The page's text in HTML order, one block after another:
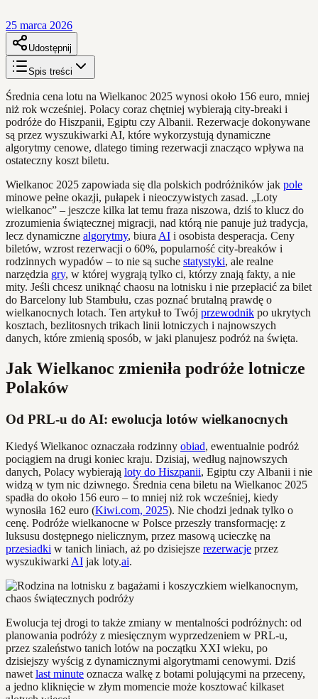
25 marca 2026
Udostępnij
Spis treści
Średnia cena lotu na Wielkanoc 2025 wynosi około 156 euro, mniej
niż rok wcześniej. Polacy coraz chętniej wybierają city-breaki i
podróże do Hiszpanii, Egiptu czy Albanii. Rezerwacje dokonywane
są przez wyszukiwarki AI, które wykorzystują dynamiczne
algorytmy cenowe, dlatego timing rezerwacji znacząco wpływa na
ostateczny koszt biletu.
Wielkanoc 2025 zapowiada się dla polskich podróżników jak pole
minowe pełne okazji, pułapek i nieoczywistych zasad. „Loty
wielkanoc” – jeszcze kilka lat temu fraza niszowa, dziś to klucz do
zrozumienia świątecznej migracji, nad którą nie panuje już tradycja,
lecz dynamiczne algorytmy, biura AI i osobista desperacja. Ceny
biletów, wzrost rezerwacji o 60%, popularność city-breaków i
rodzinnych wypadów – to nie są suche statystyki, ale realne
narzędzia gry, w której wygrają tylko ci, którzy znają fakty, a nie
mity. Jeśli chcesz uniknąć chaosu na lotnisku i nie przepłacić za bilet
do Barcelony lub Stambułu, czas poznać brutalną prawdę o
wielkanocnych lotach. Ten artykuł to Twój przewodnik po ukrytych
kosztach, bezlitosnych trikach linii lotniczych i najnowszych
danych, które zmienią sposób, w jaki planujesz podróż na święta.
Jak Wielkanoc zmieniła podróże lotnicze
Polaków
Od PRL-u do AI: ewolucja lotów wielkanocnych
Kiedyś Wielkanoc oznaczała rodzinny obiad, ewentualnie podróż
pociągiem na drugi koniec kraju. Dzisiaj, według najnowszych
danych, Polacy wybierają loty do Hiszpanii, Egiptu czy Albanii i nie
widzą w tym nic dziwnego. Średnia cena biletu na Wielkanoc 2025
spadła do około 156 euro – to mniej niż rok wcześniej, kiedy
wynosiła 162 euro (Kiwi.com, 2025). Nie chodzi jednak tylko o
cenę. Podróże wielkanocne w Polsce przeszły transformację: z
luksusu dostępnego nielicznym, przez masową ucieczkę na
przesiadki w tanich liniach, aż po dzisiejsze rezerwacje przez
wyszukiwarki AI jak loty.ai.
Ewolucja tej drogi to także zmiany w mentalności podróżnych: od
planowania podróży z miesięcznym wyprzedzeniem w PRL-u,
przez szaleństwo tanich lotów na początku XXI wieku, po
dzisiejszy wyścig z dynamicznymi algorytmami cenowymi. Dziś
nawet last minute oznacza walkę z botami polującymi na przeceny,
a jedno kliknięcie w złym momencie może kosztować kilkaset